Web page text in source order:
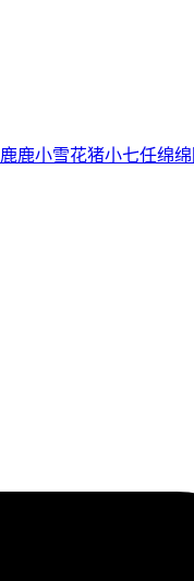
鹿鹿小雪花猪小七任绵绵